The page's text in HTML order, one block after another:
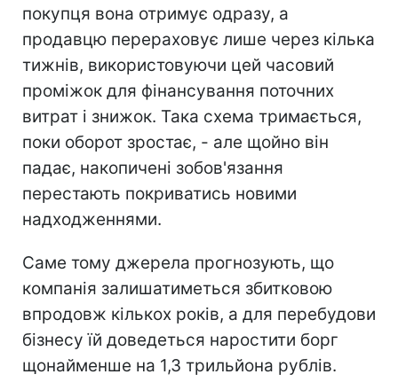
покупця вона отримує одразу, а
продавцю перераховує лише через кілька
тижнів, використовуючи цей часовий
проміжок для фінансування поточних
витрат і знижок. Така схема тримається,
поки оборот зростає, - але щойно він
падає, накопичені зобов'язання
перестають покриватись новими
надходженнями.
Саме тому джерела прогнозують, що
компанія залишатиметься збитковою
впродовж кількох років, а для перебудови
бізнесу їй доведеться наростити борг
щонайменше на 1,3 трильйона рублів.